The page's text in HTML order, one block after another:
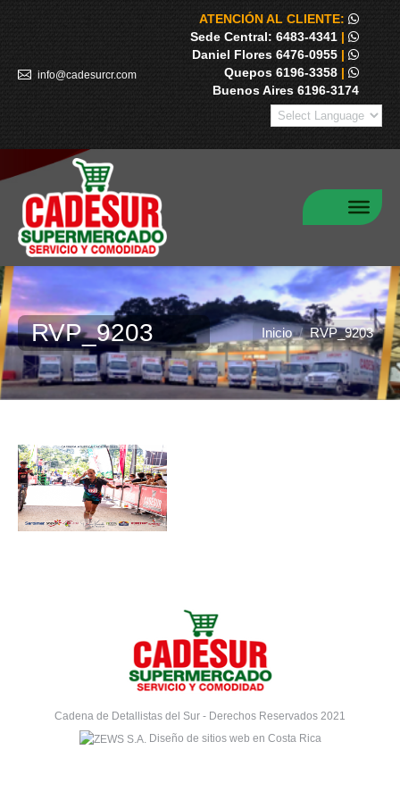
info@cadesurcr.com
ATENCIÓN AL CLIENTE:
Sede Central: 6483-4341 |
Daniel Flores 6476-0955 |
Quepos 6196-3358 |
Buenos Aires 6196-3174
RVP_9203 Estás aquí:Inicio RVP_9203
Cadena de Detallistas del Sur - Derechos Reservados 2021
Diseño de sitios web en Costa Rica